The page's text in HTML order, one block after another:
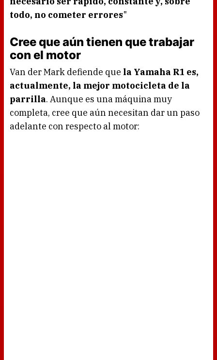
todo, no cometer errores"
Cree que aún tienen que trabajar
con el motor
Van der Mark defiende que la Yamaha R1 es,
actualmente, la mejor motocicleta de la
parrilla. Aunque es una máquina muy
completa, cree que aún necesitan dar un paso
adelante con respecto al motor: